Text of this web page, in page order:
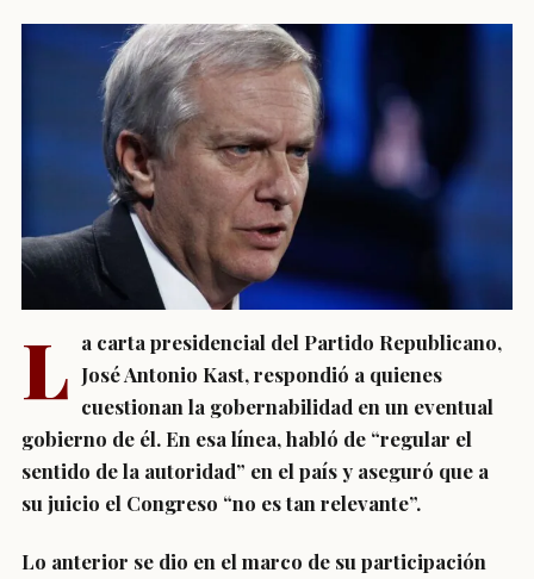
L a carta presidencial del Partido Republicano,
José Antonio Kast, respondió a quienes
cuestionan la gobernabilidad en un eventual
gobierno de él. En esa línea, habló de “regular el
sentido de la autoridad” en el país y aseguró que a
su juicio el Congreso “no es tan relevante”.
Lo anterior se dio en el marco de su participación